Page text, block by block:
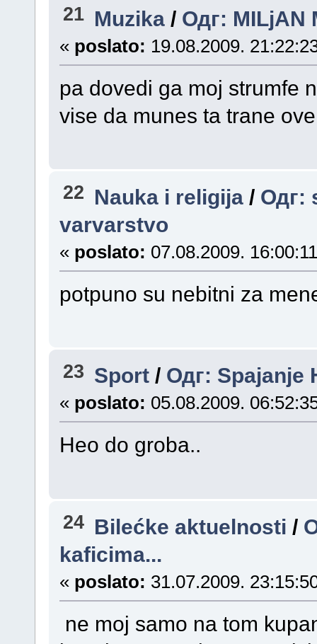
21 Muzika / Одг: MILjAN
« poslato: 19.08.2009.
pa dovedi ga moj strumfe
vise da munes ta trane
22 Nauka i religija / Одг:
varvarstvo
« poslato: 07.08.2009.
potpuno su nebitni za
23 Sport / Одг: Spajanje
« poslato: 05.08.2009.
Heo do groba..
24 Bilećke aktuelnosti /
kaficima...
« poslato: 31.07.2009.
ne moj samo na tom